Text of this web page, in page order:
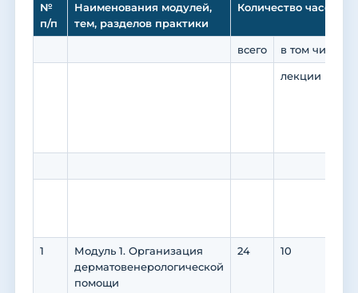
№
п/п
Наименования модулей,
тем, разделов практики
Количество часов
всего в том числе
лекции
1
Модуль 1. Организация
дерматовенерологической
помощи
24 10